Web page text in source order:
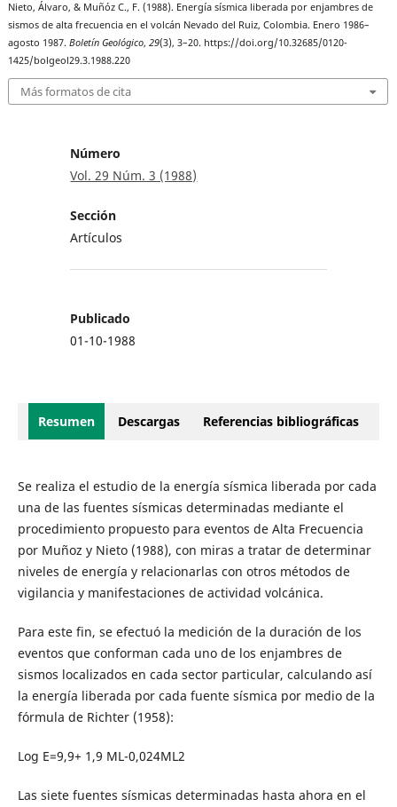
Nieto, Álvaro, & Muñóz C., F. (1988). Energía sísmica liberada por enjambres de
sismos de alta frecuencia en el volcán Nevado del Ruiz, Colombia. Enero 1986–
agosto 1987.Boletín Geológico,29(3), 3–20. https://doi.org/10.32685/0120-
1425/bolgeol29.3.1988.220
Más formatos de cita
Número
Vol. 29 Núm. 3 (1988)
Sección
Artículos
Publicado
01-10-1988
Resumen Descargas Referencias bibliográficas
Se realiza el estudio de la energía sísmica liberada por cada
una de las fuentes sísmicas determinadas mediante el
procedimiento propuesto para eventos de Alta Frecuencia
por Muñoz y Nieto (1988), con miras a tratar de determinar
niveles de energía y relacionarlas con otros métodos de
vigilancia y manifestaciones de actividad volcánica.
Para este fin, se efectuó la medición de la duración de los
eventos que conforman cada uno de los enjambres de
sismos localizados en cada sector particular, calculando así
la energía liberada por cada fuente sísmica por medio de la
fórmula de Richter (1958):
Log E=9,9+ 1,9 ML-0,024ML2
Las siete fuentes sísmicas determinadas hasta ahora en el